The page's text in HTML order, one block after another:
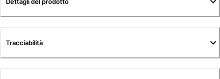
Camicie
Tuniche
Tracciabilità